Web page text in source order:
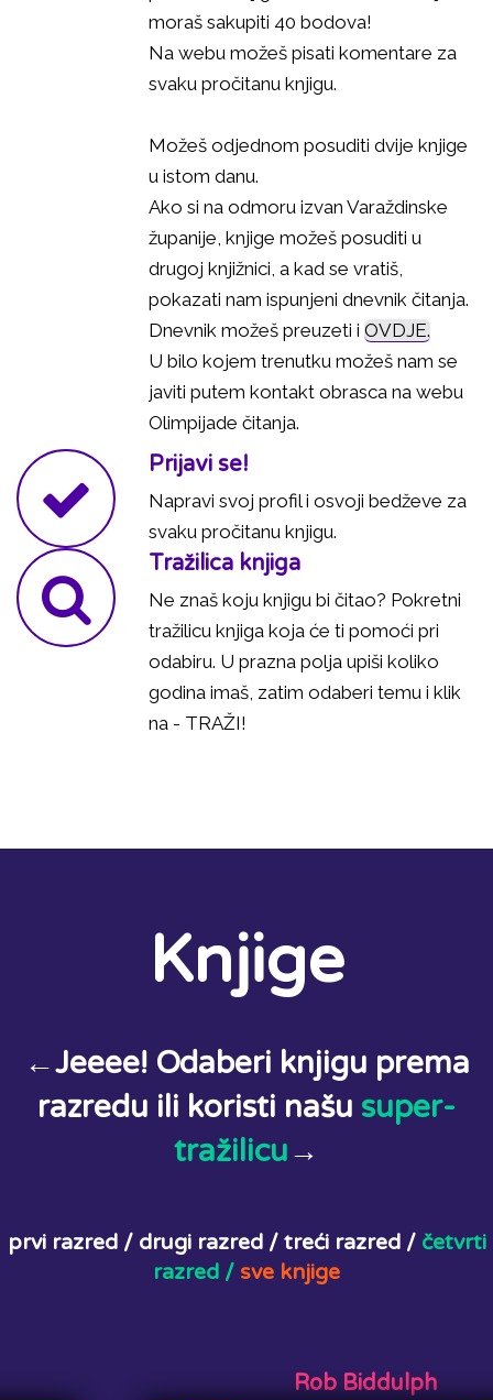
moraš sakupiti 40 bodova!
Na webu možeš pisati komentare za
svaku pročitanu knjigu.
Možeš odjednom posuditi dvije knjige
u istom danu.
Ako si na odmoru izvan Varaždinske
županije, knjige možeš posuditi u
drugoj knjižnici, a kad se vratiš,
pokazati nam ispunjeni dnevnik čitanja.
Dnevnik možeš preuzeti i OVDJE.
U bilo kojem trenutku možeš nam se
javiti putem kontakt obrasca na webu
Olimpijade čitanja.
Prijavi se!
Napravi svoj profil i osvoji bedževe za
svaku pročitanu knjigu.
Tražilica knjiga
Ne znaš koju knjigu bi čitao? Pokretni
tražilicu knjiga koja će ti pomoći pri
odabiru. U prazna polja upiši koliko
godina imaš, zatim odaberi temu i klik
na - TRAŽI!
Knjige
←Jeeee! Odaberi knjigu prema
razredu ili koristi našu super-
tražilicu→
prvi razred / drugi razred / treći razred / četvrti
razred / sve knjige
Rob Biddulph